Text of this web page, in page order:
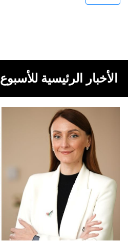
الأخبار الرئيسية للأسبوع